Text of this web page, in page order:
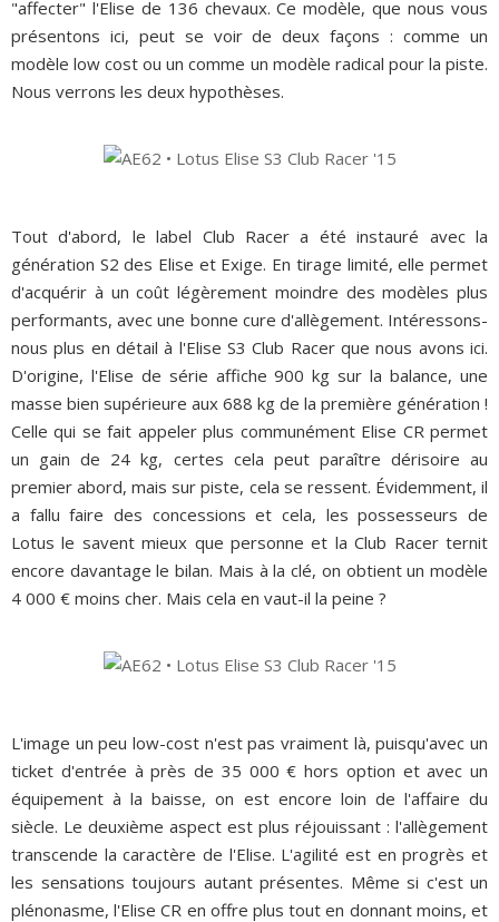
"affecter" l'Elise de 136 chevaux. Ce modèle, que nous vous
présentons ici, peut se voir de deux façons : comme un
modèle low cost ou un comme un modèle radical pour la piste.
Nous verrons les deux hypothèses.
Tout d'abord, le label Club Racer a été instauré avec la
génération S2 des Elise et Exige. En tirage limité, elle permet
d'acquérir à un coût légèrement moindre des modèles plus
performants, avec une bonne cure d'allègement. Intéressons-
nous plus en détail à l'Elise S3 Club Racer que nous avons ici.
D'origine, l'Elise de série affiche 900 kg sur la balance, une
masse bien supérieure aux 688 kg de la première génération !
Celle qui se fait appeler plus communément Elise CR permet
un gain de 24 kg, certes cela peut paraître dérisoire au
premier abord, mais sur piste, cela se ressent. Évidemment, il
a fallu faire des concessions et cela, les possesseurs de
Lotus le savent mieux que personne et la Club Racer ternit
encore davantage le bilan. Mais à la clé, on obtient un modèle
4 000 € moins cher. Mais cela en vaut-il la peine ?
L'image un peu low-cost n'est pas vraiment là, puisqu'avec un
ticket d'entrée à près de 35 000 € hors option et avec un
équipement à la baisse, on est encore loin de l'affaire du
siècle. Le deuxième aspect est plus réjouissant : l'allègement
transcende la caractère de l'Elise. L'agilité est en progrès et
les sensations toujours autant présentes. Même si c'est un
plénonasme, l'Elise CR en offre plus tout en donnant moins, et